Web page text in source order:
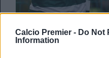
Calcio Premier - Do Not
Information
Nome nuovo per il
SecondoRecord